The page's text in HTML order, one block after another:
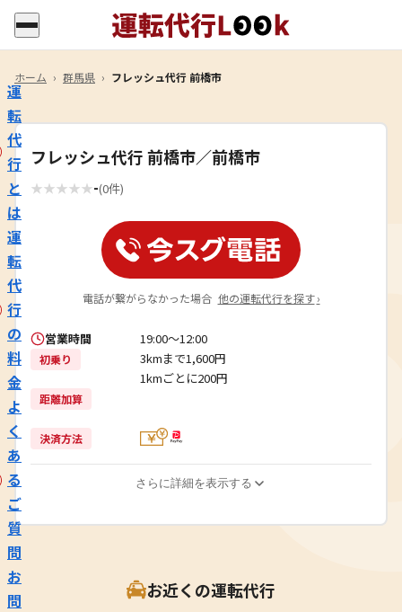
運
転
代
行
と
は
運
転
代
行
の
料
金
よ
く
あ
る
ご
質
問
お
問
ホーム › 群馬県 › フレッシュ代行 前橋市
フレッシュ代行 前橋市／前橋市
★★★★★-(0件)
電話が繋がらなかった場合 他の運転代行を探す ›
営業時間 19:00〜12:00
初乗り
3kmまで1,600円
1kmごとに200円
距離加算
決済方法
さらに詳細を表示する
お近くの運転代行